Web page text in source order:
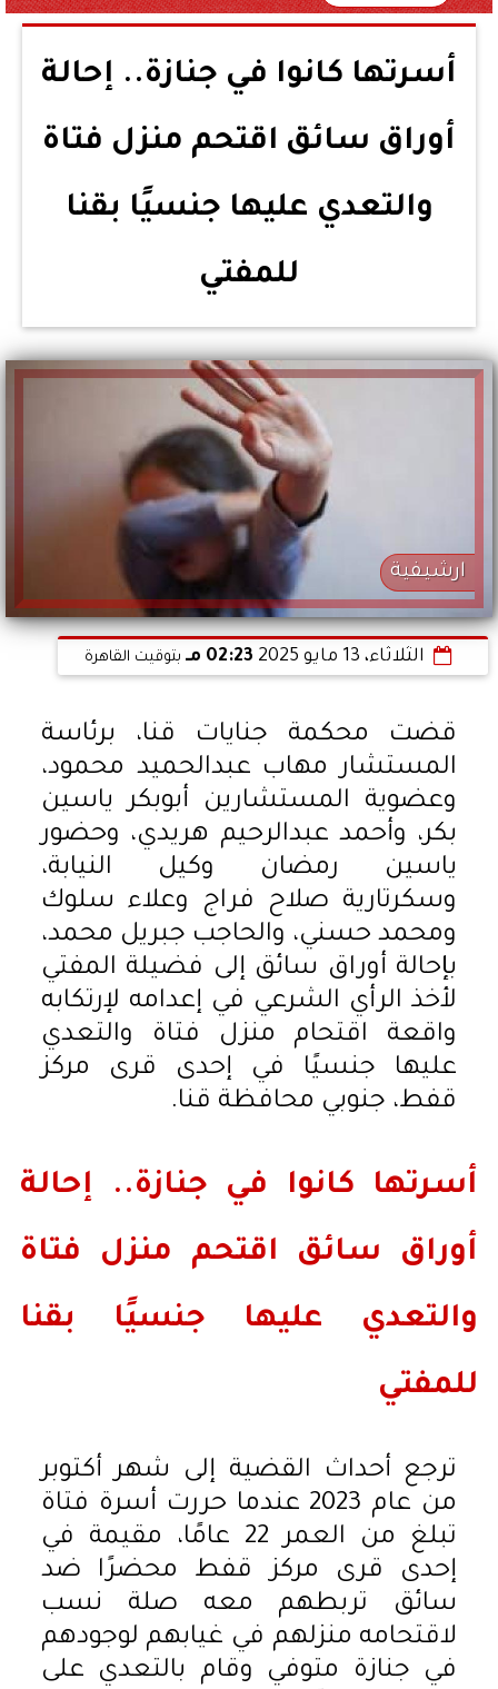
أسرتها كانوا في جنازة.. إحالة
أوراق سائق اقتحم منزل فتاة
والتعدي عليها جنسيًا بقنا
للمفتي
ارشيفية
الثلاثاء، 13 مايو 2025 02:23 مـ بتوقيت القاهرة
قضت محكمة جنايات قنا، برئاسة
المستشار مهاب عبدالحميد محمود،
وعضوية المستشارين أبوبكر ياسين
بكر، وأحمد عبدالرحيم هريدي، وحضور
ياسين رمضان وكيل النيابة،
وسكرتارية صلاح فراج وعلاء سلوك
ومحمد حسني، والحاجب جبريل محمد،
بإحالة أوراق سائق إلى فضيلة المفتي
لأخذ الرأي الشرعي في إعدامه لإرتكابه
واقعة اقتحام منزل فتاة والتعدي
عليها جنسيًا في إحدى قرى مركز
قفط، جنوبي محافظة قنا.
أسرتها كانوا في جنازة.. إحالة
أوراق سائق اقتحم منزل فتاة
والتعدي عليها جنسيًا بقنا
للمفتي
ترجع أحداث القضية إلى شهر أكتوبر
من عام 2023 عندما حررت أسرة فتاة
تبلغ من العمر 22 عامًا، مقيمة في
إحدى قرى مركز قفط محضرًا ضد
سائق تربطهم معه صلة نسب
لاقتحامه منزلهم في غيابهم لوجودهم
في جنازة متوفي وقام بالتعدي على